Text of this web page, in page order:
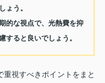
ょう。
的な視点で、光熱費を抑
すると良いでしょう。
重視すべきポイントをまと